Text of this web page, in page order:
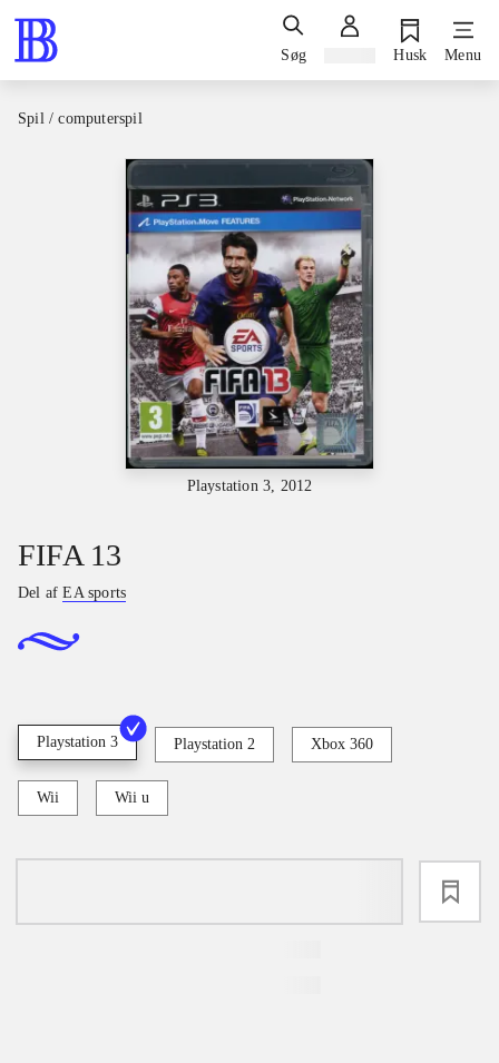
Søg Husk Menu
Spil / computerspil
Playstation 3, 2012
FIFA 13
Del afEA sports
Playstation 3 Playstation 2 Xbox 360
Wii Wii u